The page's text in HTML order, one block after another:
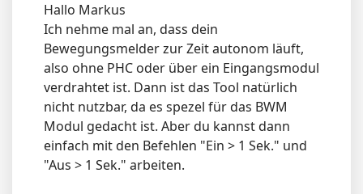
Hallo Markus
Ich nehme mal an, dass dein
Bewegungsmelder zur Zeit autonom läuft,
also ohne PHC oder über ein Eingangsmodul
verdrahtet ist. Dann ist das Tool natürlich
nicht nutzbar, da es spezel für das BWM
Modul gedacht ist. Aber du kannst dann
einfach mit den Befehlen "Ein > 1 Sek." und
"Aus > 1 Sek." arbeiten.